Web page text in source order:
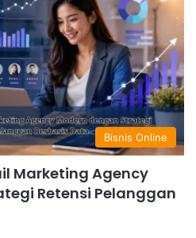
Bisnis Online
Marketing Agency
Retensi Pelanggan